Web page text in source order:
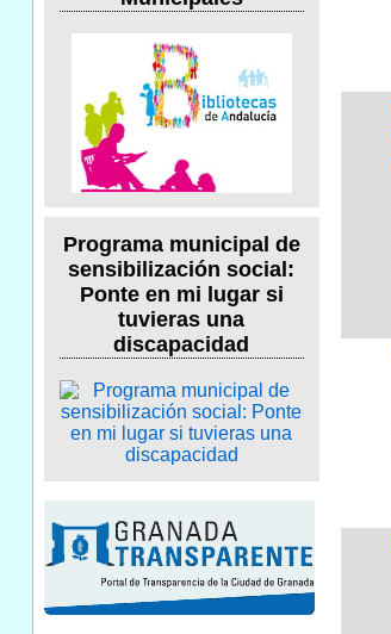
Programa municipal de
sensibilización social:
Ponte en mi lugar si
tuvieras una
discapacidad